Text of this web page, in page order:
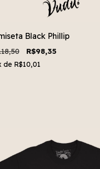
Black Phillip
R$98,35
de R$10,01